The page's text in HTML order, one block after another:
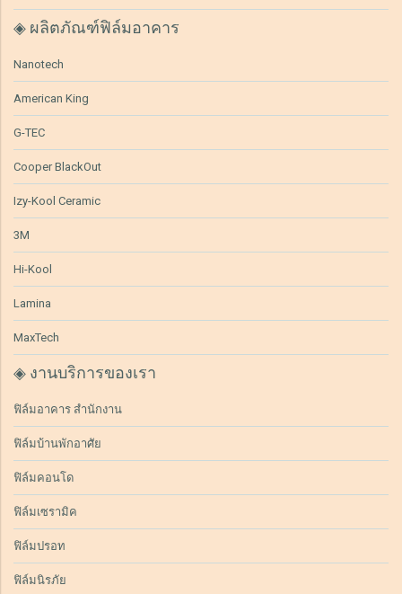
◈ ผลิตภัณฑ์ฟิล์มอาคาร
Nanotech
American King
G-TEC
Cooper BlackOut
Izy-Kool Ceramic
3M
Hi-Kool
Lamina
MaxTech
◈ งานบริการของเรา
ฟิล์มอาคาร สำนักงาน
ฟิล์มบ้านพักอาศัย
ฟิล์มคอนโด
ฟิล์มเซรามิค
ฟิล์มปรอท
ฟิล์มนิรภัย